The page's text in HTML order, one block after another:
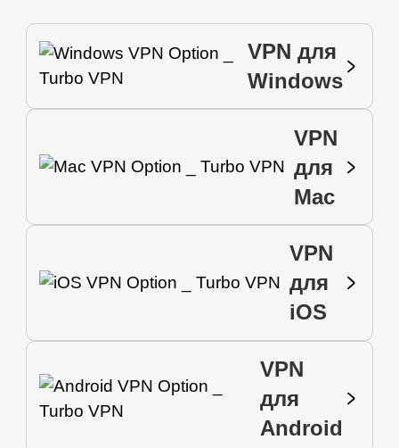
VPN для
Windows
VPN
для
Mac
VPN
для
iOS
VPN
для
Android